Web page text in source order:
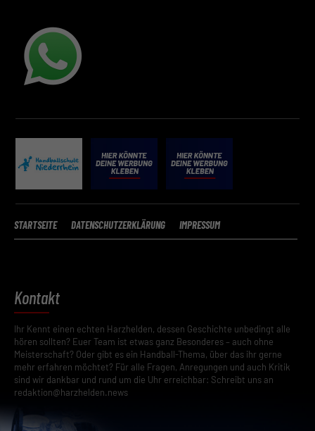
STARTSEITE DATENSCHUTZERKLÄRUNG IMPRESSUM
Kontakt
Ihr Kennt einen echten Harzhelden, dessen Geschichte unbedingt alle
hören sollten? Euer Team ist etwas ganz Besonderes – auch ohne
Meisterschaft? Oder gibt es ein Handball-Thema, über das ihr gerne
mehr erfahren möchtet? Für alle Fragen, Anregungen und auch Kritik
sind wir dankbar und rund um die Uhr erreichbar: Schreibt uns an
redaktion@harzhelden.news
Essenzielle Cookies ermöglichen grundlegende Funktionen und sind für die
einwandfreie Funktion der Website erforderlich.